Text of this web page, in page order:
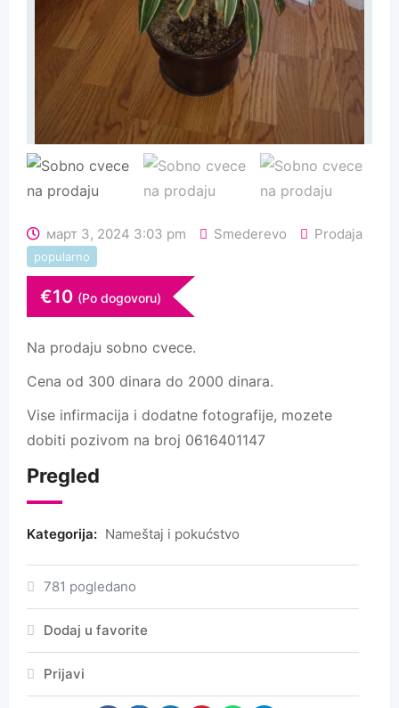
март 3, 2024 3:03 pm Smederevo Prodaja
popularno
€10 (Po dogovoru)
Na prodaju sobno cvece.
Cena od 300 dinara do 2000 dinara.
Vise infirmacija i dodatne fotografije, mozete
dobiti pozivom na broj 0616401147
Pregled
Kategorija: Nameštaj i pokućstvo
781 pogledano
Dodaj u favorite
Prijavi